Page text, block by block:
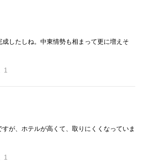
したしね。中東情勢も相まって更に増えそ
1
が、ホテルが高くて、取りにくくなっていま
1